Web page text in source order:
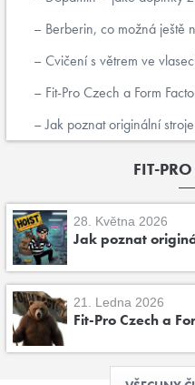
Berberin, co možná ještě
Cvičení s větrem ve
Fit-Pro Czech a Form
Jak poznat originální
FIT-
28. Května 2026
Jak poznat
21. Ledna 2026
Fit-Pro Czech a